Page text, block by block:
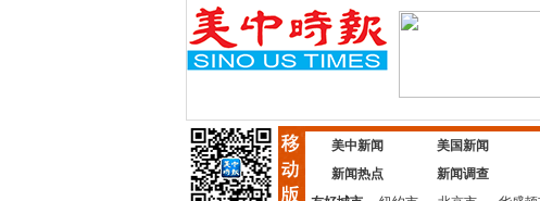
美中新闻 美国新闻
新闻热点
新闻调查